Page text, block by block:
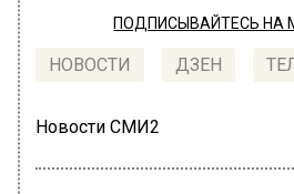
ПОДПИСЫВАЙТЕСЬ НА
НОВОСТИ ДЗЕН
Новости СМИ2